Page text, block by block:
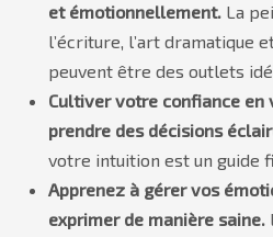
et émotionnellement. La
l’écriture, l’art dramatique
peuvent être des outlets
Cultiver votre confiance en
prendre des décisions
votre intuition est un guide
Apprenez à gérer vos
exprimer de manière saine.